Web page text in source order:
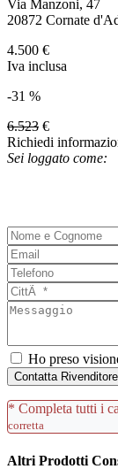
Via Manzoni, 47
20872 Cornate
4.500 €
Iva inclusa
-31 %
6.523 €
Richiedi
Sei loggato come:
Ho preso
Contatta Rivenditore
* Completa tutti i
corretta
Altri Prodotti